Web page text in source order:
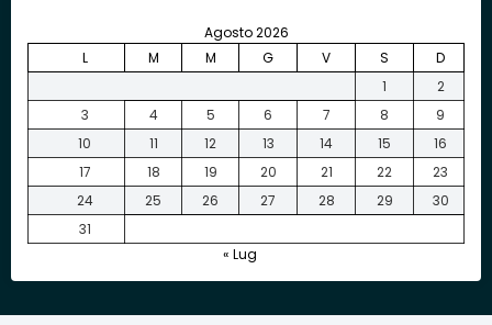
Agosto 2026
L
M M G V S
D
1
2
3
4 5 6 7 8
9
10
11 12 13 14 15
16
17
18 19 20 21 22
23
24
25 26 27 28 29
30
31
« Lug